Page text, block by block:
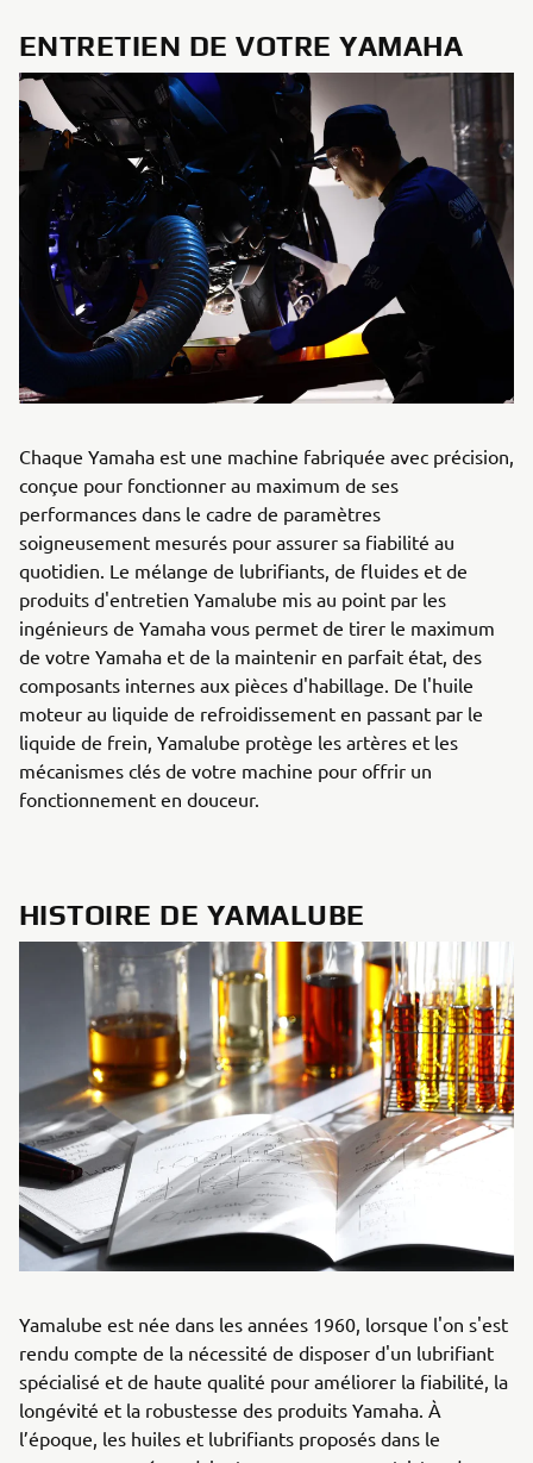
ENTRETIEN DE VOTRE YAMAHA
Chaque Yamaha est une machine fabriquée avec précision,
conçue pour fonctionner au maximum de ses
performances dans le cadre de paramètres
soigneusement mesurés pour assurer sa fiabilité au
quotidien. Le mélange de lubrifiants, de fluides et de
produits d'entretien Yamalube mis au point par les
ingénieurs de Yamaha vous permet de tirer le maximum
de votre Yamaha et de la maintenir en parfait état, des
composants internes aux pièces d'habillage. De l'huile
moteur au liquide de refroidissement en passant par le
liquide de frein, Yamalube protège les artères et les
mécanismes clés de votre machine pour offrir un
fonctionnement en douceur.
HISTOIRE DE YAMALUBE
Yamalube est née dans les années 1960, lorsque l'on s'est
rendu compte de la nécessité de disposer d'un lubrifiant
spécialisé et de haute qualité pour améliorer la fiabilité, la
longévité et la robustesse des produits Yamaha. À
l’époque, les huiles et lubrifiants proposés dans le